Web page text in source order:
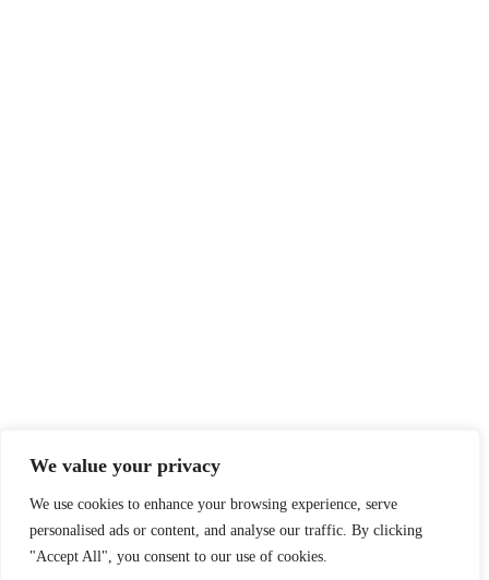
We value your privacy
We use cookies to enhance your browsing experience, serve
personalised ads or content, and analyse our traffic. By clicking
"Accept All", you consent to our use of cookies.